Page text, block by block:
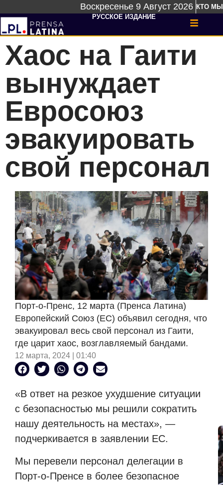
Воскресенье 9 Август 2026 КТО МЫ
РУССКОЕ ИЗДАНИЕ
Хаос на Гаити
вынуждает
Евросоюз
эвакуировать
свой персонал
Порт-о-Пренс, 12 марта (Пренса Латина)
Европейский Союз (ЕС) объявил сегодня, что
эвакуировал весь свой персонал из Гаити,
где царит хаос, возглавляемый бандами.
12 марта, 2024 | 01:40
«В ответ на резкое ухудшение ситуации
с безопасностью мы решили сократить
нашу деятельность на местах», —
подчеркивается в заявлении ЕС.
Мы перевели персонал делегации в
Порт-о-Пренсе в более безопасное